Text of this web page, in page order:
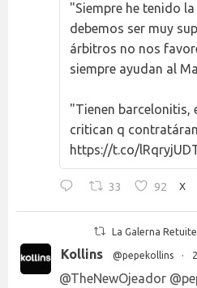
"Siempre he tenido
debemos ser muy
árbitros no nos
siempre ayudan al
"Tienen barcelonitis,
critican q
https://t.co/
33 92 X
La Galerna
Kollins @pepekollins ·
@TheNewOjeador